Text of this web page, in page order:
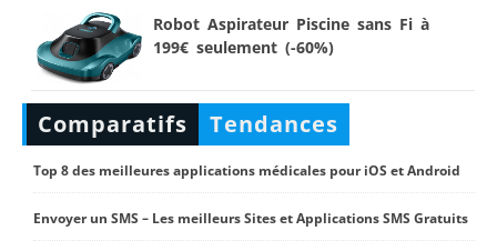
Robot Aspirateur Piscine sans Fi à
199€ seulement (-60%)
Comparatifs Tendances
Top 8 des meilleures applications médicales pour iOS et Android
Envoyer un SMS – Les meilleurs Sites et Applications SMS Gratuits